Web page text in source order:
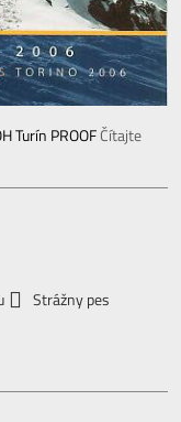
Turín PROOFČítajte
Strážny pes